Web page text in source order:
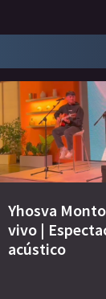
Yhosva
vivo |
acústico